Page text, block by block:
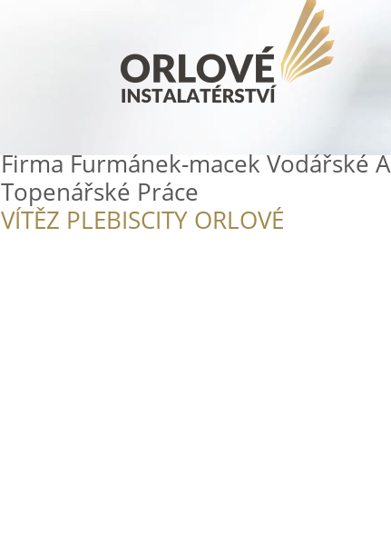
Firma Furmánek-macek Vodářské A
Topenářské Práce
VÍTĚZ PLEBISCITY ORLOVÉ